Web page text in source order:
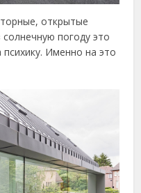
открытые
погоду это
Именно на это